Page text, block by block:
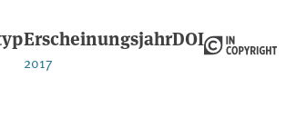
Erscheinungsjahr
2017
DOI